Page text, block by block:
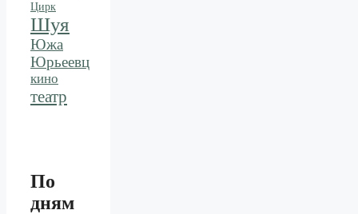
Цирк
Шуя
Южа
Юрьеевц
кино
театр
По
дням